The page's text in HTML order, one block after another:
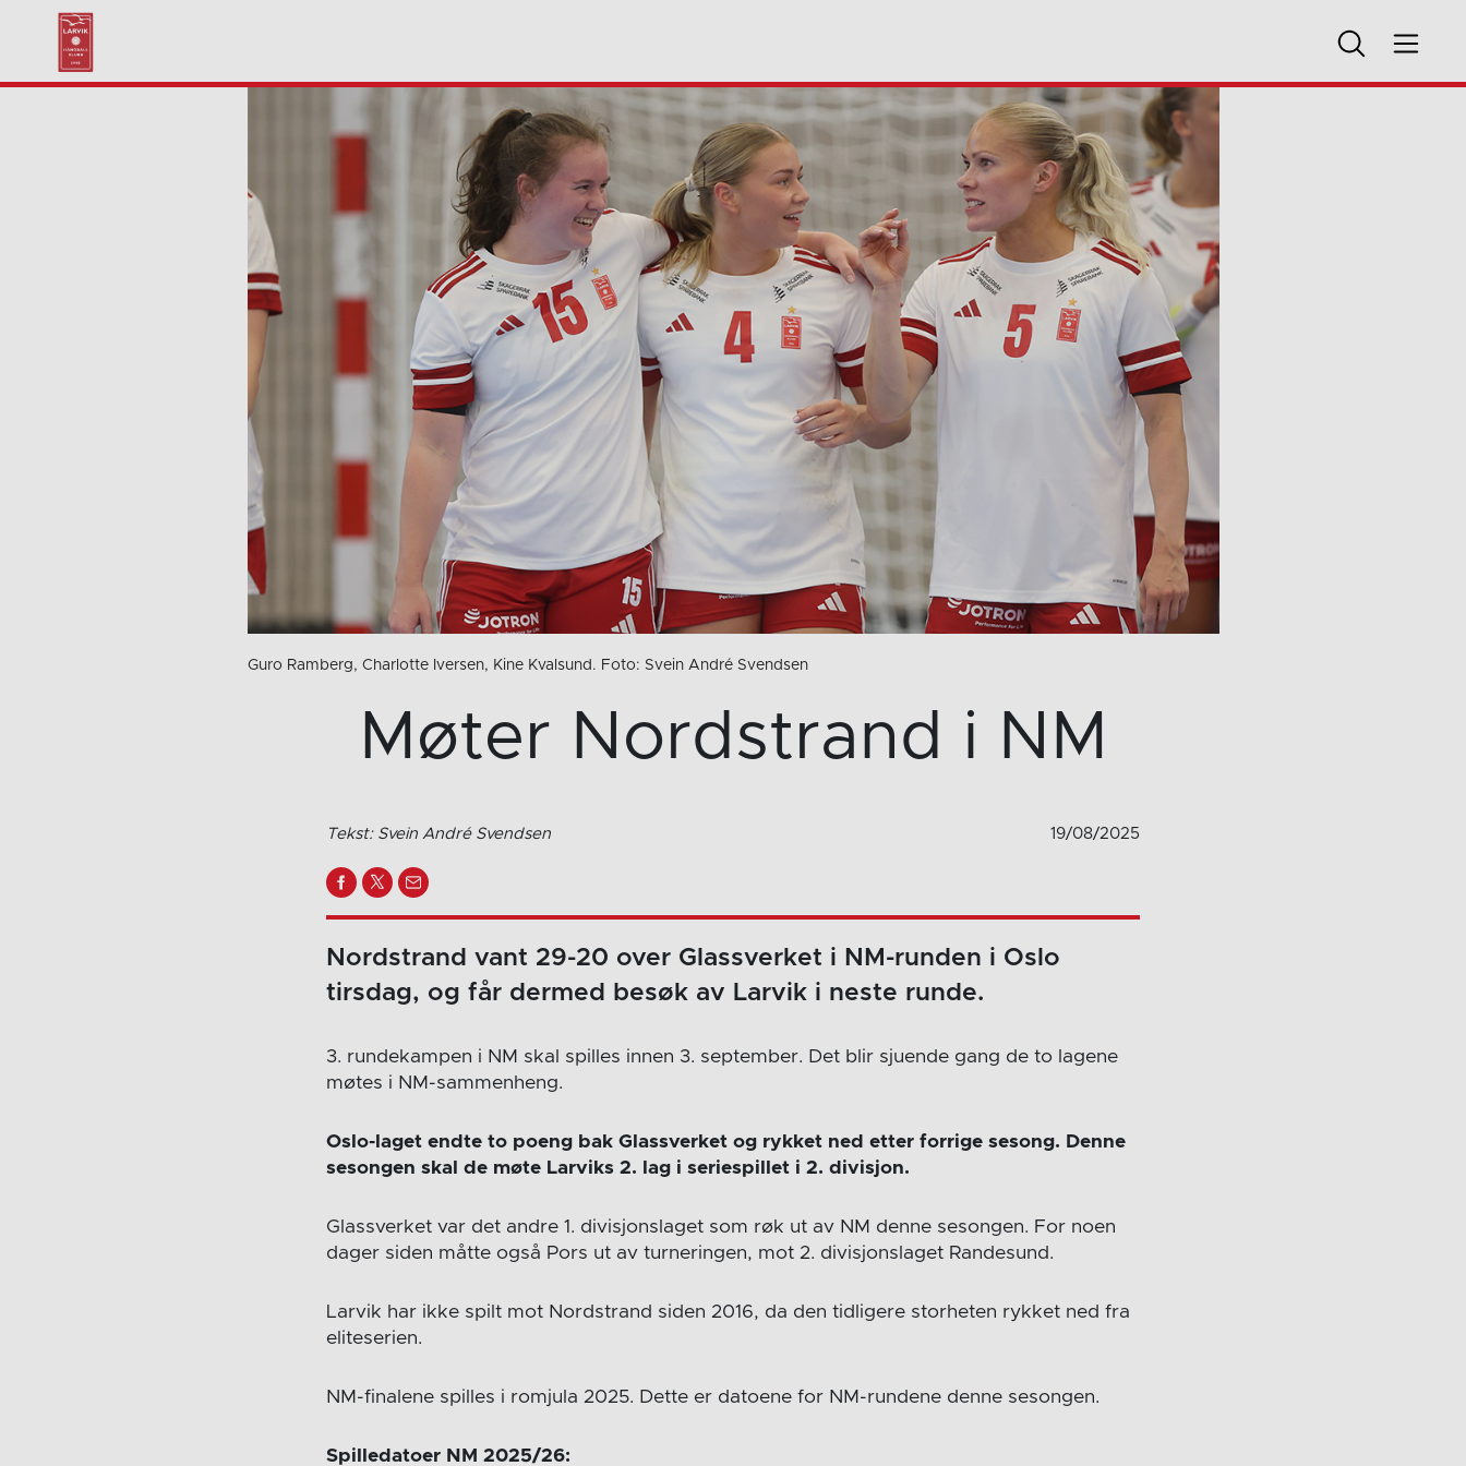
Guro Ramberg, Charlotte Iversen, Kine Kvalsund. Foto: Svein André Svendsen
Møter Nordstrand i NM
Tekst: Svein André Svendsen 19/08/2025
Nordstrand vant 29-20 over Glassverket i NM-runden i Oslo
tirsdag, og får dermed besøk av Larvik i neste runde.
3. rundekampen i NM skal spilles innen 3. september. Det blir sjuende gang de to lagene
møtes i NM-sammenheng.
Oslo-laget endte to poeng bak Glassverket og rykket ned etter forrige sesong. Denne
sesongen skal de møte Larviks 2. lag i seriespillet i 2. divisjon.
Glassverket var det andre 1. divisjonslaget som røk ut av NM denne sesongen. For noen
dager siden måtte også Pors ut av turneringen, mot 2. divisjonslaget Randesund.
Larvik har ikke spilt mot Nordstrand siden 2016, da den tidligere storheten rykket ned fra
eliteserien.
NM-finalene spilles i romjula 2025. Dette er datoene for NM-rundene denne sesongen.
Spilledatoer NM 2025/26: